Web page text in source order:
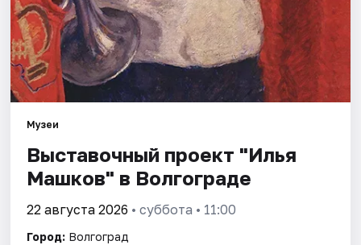
Музеи
Выставочный проект "Илья
Машков" в Волгограде
22 августа 2026 • суббота • 11:00
Город: Волгоград